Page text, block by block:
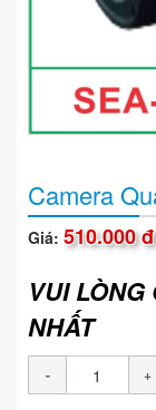
Camera
Giá: 510.000 đ
VUI
NHẤT